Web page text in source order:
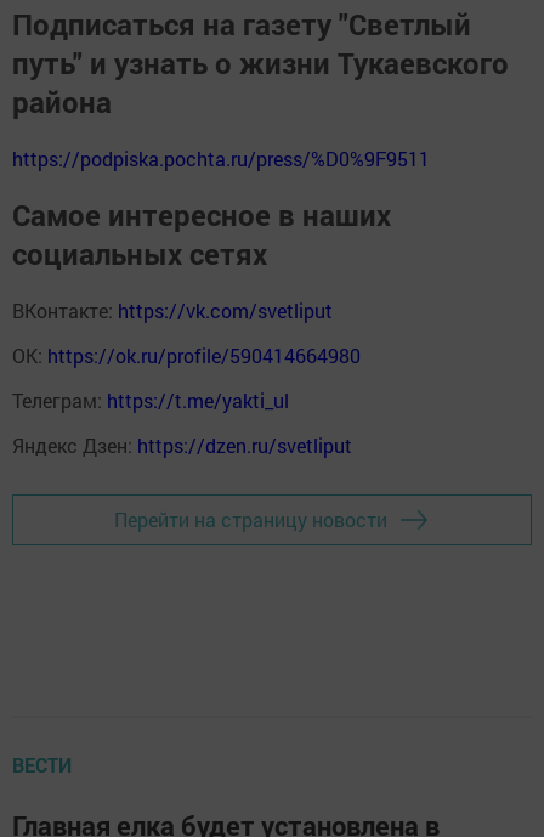
Подписаться на газету "Светлый
путь" и узнать о жизни Тукаевского
района
https://podpiska.pochta.ru/press/%D0%9F9511
Самое интересное в наших
социальных сетях
ВКонтакте: https://vk.com/svetliput
ОК: https://ok.ru/profile/590414664980
Телеграм: https://t.me/yakti_ul
Яндекс Дзен: https://dzen.ru/svetliput
Перейти на страницу новости
ВЕСТИ
Главная елка будет установлена в